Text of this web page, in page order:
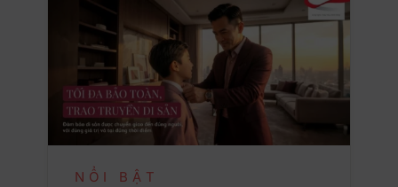
NỔI BẬT